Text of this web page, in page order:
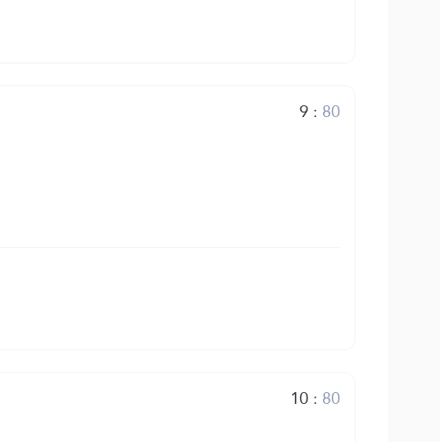
9: 80
10: 80